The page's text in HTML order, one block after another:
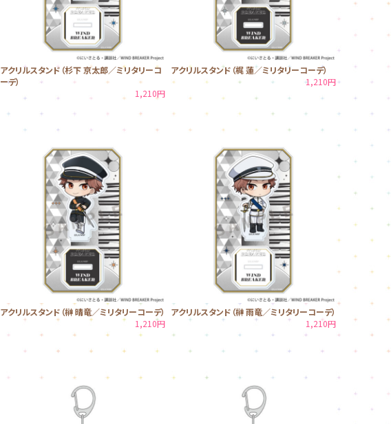
アクリルスタンド（杉下 京太郎／ミリタリーコ
ーデ）
1,210円
アクリルスタンド（梶 蓮／ミリタリーコーデ）
1,210円
アクリルスタンド（榊 晴竜／ミリタリーコーデ）
1,210円
アクリルスタンド（榊 雨竜／ミリタリーコーデ）
1,210円